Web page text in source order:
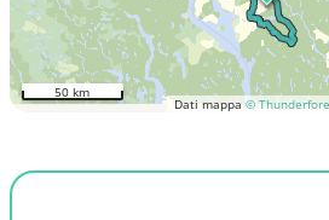
Dati mappa©
50 km